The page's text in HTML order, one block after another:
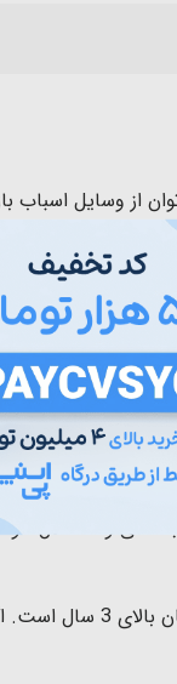
وسایل اسباب
مسواک، پنس،
3 سال به بالا یک
شده است و به
واقعی
است . بازی با این
و مهارت
و استقلال
کیت دندانپزشکی